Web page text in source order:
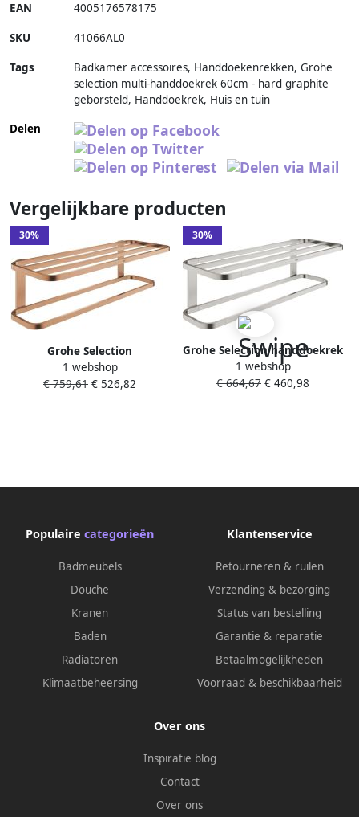
EAN 4005176578175
SKU 41066AL0
Tags
Badkamer accessoires, Handdoekenrekken, Grohe
selection multi-handdoekrek 60cm - hard graphite
geborsteld, Handdoekrek, Huis en tuin
Delen
Vergelijkbare producten
30%
Grohe Selection
Handdoekhouder 59 6x22
5x16 5 cm Warm Sunset
1 webshop
€ 759,61 € 526,82
30%
Grohe Selection handdoekrek
multi 59.6cm supersteel
41066DC0
1 webshop
€ 664,67 € 460,98
Populaire categorieën
Badmeubels
Douche
Kranen
Baden
Radiatoren
Klimaatbeheersing
Klantenservice
Retourneren & ruilen
Verzending & bezorging
Status van bestelling
Garantie & reparatie
Betaalmogelijkheden
Voorraad & beschikbaarheid
Over ons
Inspiratie blog
Contact
Over ons